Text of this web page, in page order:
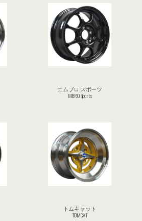
エムブロ スポーツ
MBRO Sports
トムキャット
TOMCAT